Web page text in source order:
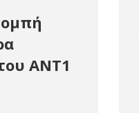
ΑΝΤ1